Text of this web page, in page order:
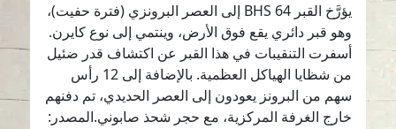
يؤرَّخ القبر BHS 64 إلى العصر البرونزي (فترة حفيت)،
وهو قبر دائري يقع فوق الأرض، وينتمي إلى نوع كايرن.
أسفرت التنقيبات في هذا القبر عن اكتشاف قدر ضئيل
من شظايا الهياكل العظمية. بالإضافة إلى 12 رأس
سهم من البرونز يعودون إلى العصر الحديدي، تم دفنهم
خارج الغرفة المركزية، مع حجر شحذ صابوني.المصدر: